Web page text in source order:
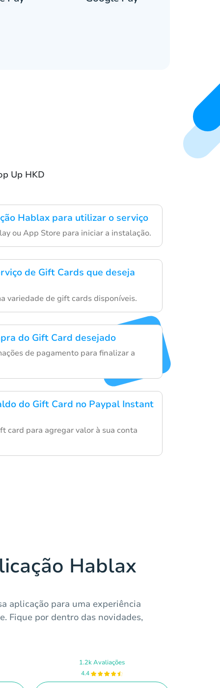
Up HKD
Hablax para utilizar o serviço
ou App Store para iniciar a instalação.
de Gift Cards que deseja
variedade de gift cards disponíveis.
do Gift Card desejado
de pagamento para finalizar a
do Gift Card no Paypal Instant
card para agregar valor à sua conta
Hablax
aplicação para uma experiência
Fique por dentro das novidades,
1.2k Avaliações
4.4